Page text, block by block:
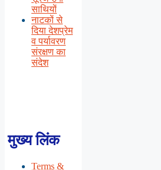
साथियों
नाटकों से
दिया देशप्रेम
व पर्यावरण
संरक्षण का
संदेश
मुख्य लिंक
Terms &